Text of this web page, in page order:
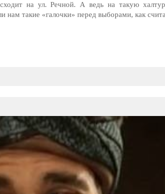
на ул. Речной. А ведь на такую
нам такие «галочки» перед выборами, как